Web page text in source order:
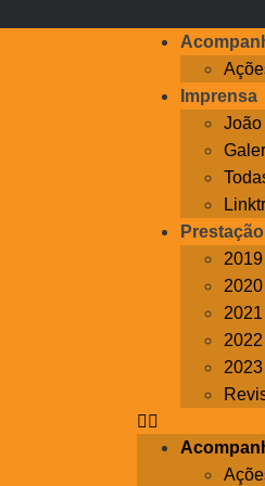
Imprensa
2019
2020
2021
2022
2023